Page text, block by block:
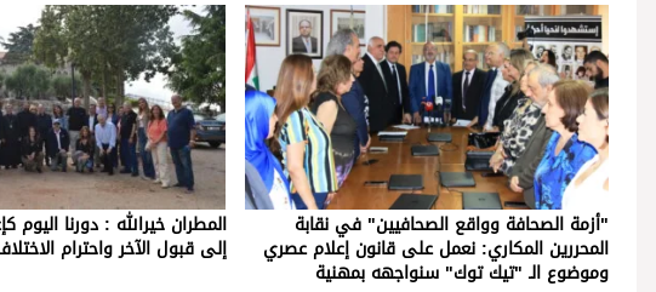
"أزمة الصحافة وواقع الصحافيين" في نقابة
المحررين المكاري: نعمل على قانون إعلام عصري
وموضوع الـ "تيك توك" سنواجهه بمهنية
المطران خيرالله : دورنا اليوم
إلى قبول الآخر واحترام